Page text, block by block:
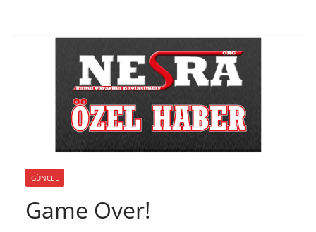
GÜNCEL
Game Over!